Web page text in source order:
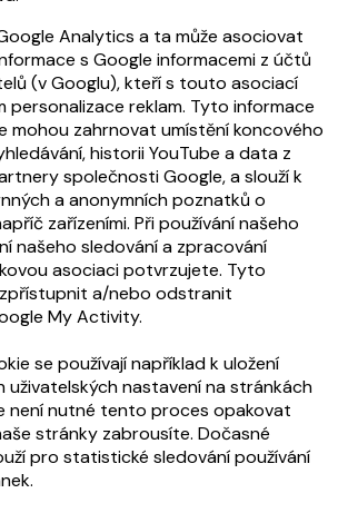
Analytics a ta může asociovat
s Google informacemi z účtů
(v Googlu), kteří s touto asociací
personalizace reklam. Tyto informace
mohou zahrnovat umístění koncového
historii YouTube a data z
společnosti Google, a slouží k
a anonymních poznatků o
zařízeními. Při používání našeho
našeho sledování a zpracování
asociaci potvrzujete. Tyto
a/nebo odstranit
My Activity.
se používají například k uložení
uživatelských nastavení na stránkách
není nutné tento proces opakovat
stránky zabrousíte. Dočasné
pro statistické sledování používání